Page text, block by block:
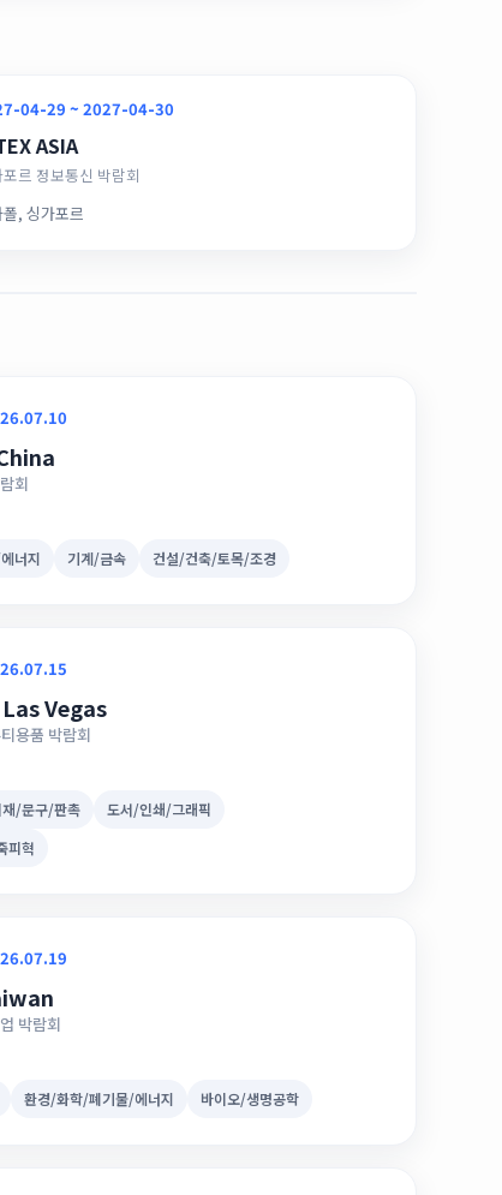
04-29 ~ 2027-04-30
ASIA
르 정보통신 박람회
, 싱가포르
회
너지 기계/금속 건설/건축/토목/조경
Vegas
용품 박람회
재/문구/판촉
도서/인쇄/그래픽
피혁
박람회
환경/화학/폐기물/에너지 바이오/생명공학